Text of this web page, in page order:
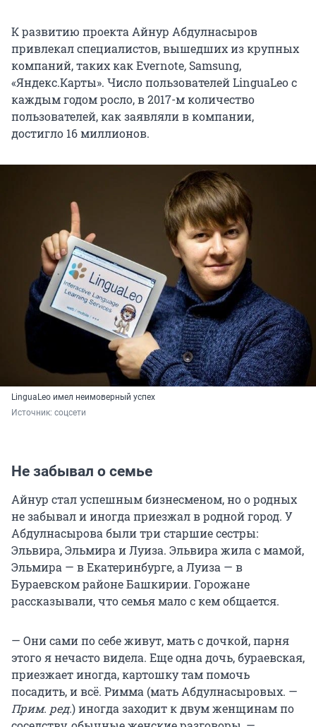
К развитию проекта Айнур Абдулнасыров
привлекал специалистов, вышедших из крупных
компаний, таких как Evernote, Samsung,
«Яндекс.Карты». Число пользователей LinguaLeo с
каждым годом росло, в 2017-м количество
пользователей, как заявляли в компании,
достигло 16 миллионов.
LinguaLeo имел неимоверный успех
Источник: соцсети
Не забывал о семье
Айнур стал успешным бизнесменом, но о родных
не забывал и иногда приезжал в родной город. У
Абдулнасырова были три старшие сестры:
Эльвира, Эльмира и Луиза. Эльвира жила с мамой,
Эльмира — в Екатеринбурге, а Луиза — в
Бураевском районе Башкирии. Горожане
рассказывали, что семья мало с кем общается.
— Они сами по себе живут, мать с дочкой, парня
этого я нечасто видела. Еще одна дочь, бураевская,
приезжает иногда, картошку там помочь
посадить, и всё. Римма (мать Абдулнасыровых. —
Прим. ред.) иногда заходит к двум женщинам по